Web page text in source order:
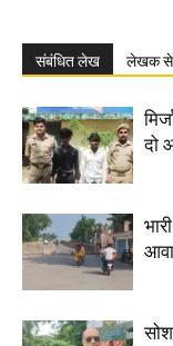
संबंधित लेख लेखक से
दो